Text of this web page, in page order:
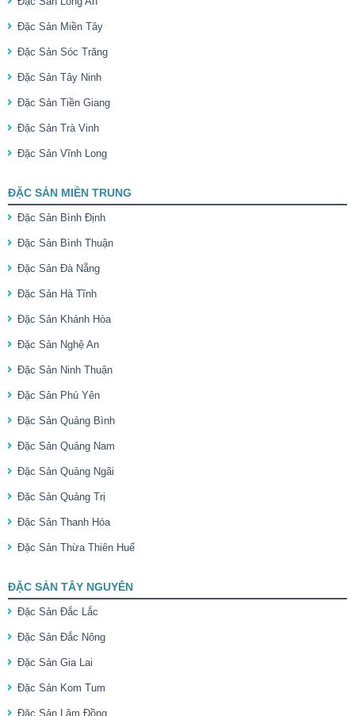
Đặc Sản Miền Tây
Đặc Sản Sóc Trăng
Đặc Sản Tây Ninh
Đặc Sản Tiền Giang
Đặc Sản Trà Vinh
Đặc Sản Vĩnh Long
ĐẶC SẢN MIỀN TRUNG
Đặc Sản Bình Định
Đặc Sản Bình Thuận
Đặc Sản Đà Nẵng
Đặc Sản Hà Tĩnh
Đặc Sản Khánh Hòa
Đặc Sản Nghệ An
Đặc Sản Ninh Thuận
Đặc Sản Phú Yên
Đặc Sản Quảng Bình
Đặc Sản Quảng Nam
Đặc Sản Quảng Ngãi
Đặc Sản Quảng Trị
Đặc Sản Thanh Hóa
Đặc Sản Thừa Thiên Huế
ĐẶC SẢN TÂY NGUYÊN
Đặc Sản Đắc Lắc
Đặc Sản Đắc Nông
Đặc Sản Gia Lai
Đặc Sản Kom Tum
Đặc Sản Lâm Đồng